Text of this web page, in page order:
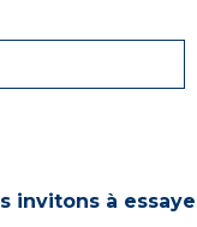
invitons à